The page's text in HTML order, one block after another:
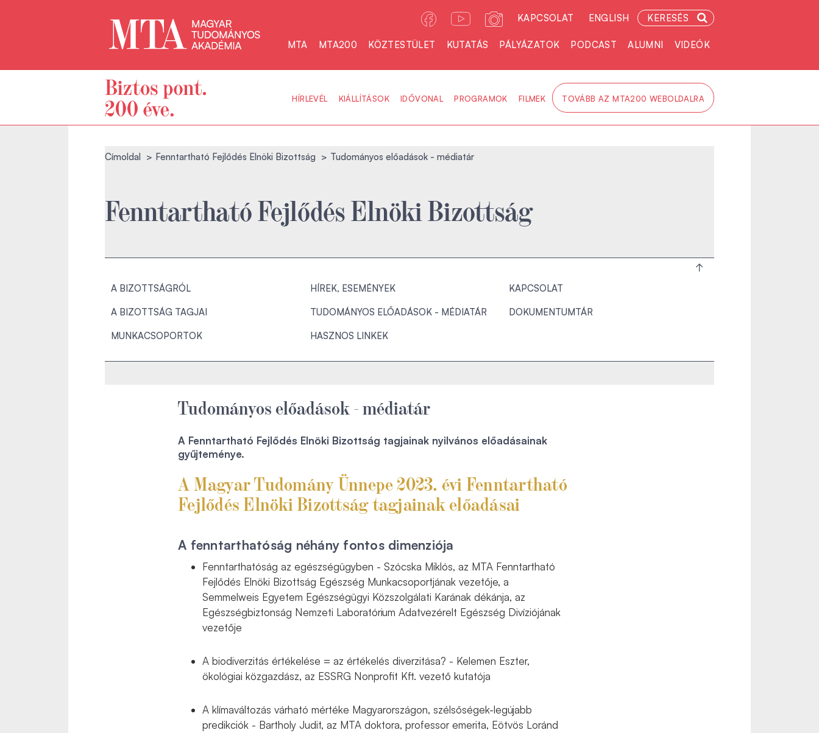
KAPCSOLAT ENGLISH KERESÉS
MTA MTA200 KÖZTESTÜLET KUTATÁS PÁLYÁZATOK PODCAST ALUMNI VIDEÓK
HÍRLEVÉL KIÁLLÍTÁSOK IDŐVONAL PROGRAMOK FILMEK TOVÁBB AZ MTA200 WEBOLDALRA
Címoldal Fenntartható Fejlődés Elnöki Bizottság Tudományos előadások - médiatár
Fenntartható Fejlődés Elnöki Bizottság
A BIZOTTSÁGRÓL
A BIZOTTSÁG TAGJAI
MUNKACSOPORTOK
HÍREK, ESEMÉNYEK
TUDOMÁNYOS ELŐADÁSOK - MÉDIATÁR
HASZNOS LINKEK
KAPCSOLAT
DOKUMENTUMTÁR
Tudományos előadások - médiatár
A Fenntartható Fejlődés Elnöki Bizottság tagjainak nyilvános előadásainak
gyűjteménye.
A Magyar Tudomány Ünnepe 2023. évi Fenntartható
Fejlődés Elnöki Bizottság tagjainak előadásai
A fenntarthatóság néhány fontos dimenziója
Fenntarthatóság az egészségügyben - Szócska Miklós, az MTA Fenntartható
Fejlődés Elnöki Bizottság Egészség Munkacsoportjának vezetője, a
Semmelweis Egyetem Egészségügyi Közszolgálati Karának dékánja, az
Egészségbiztonság Nemzeti Laboratórium Adatvezérelt Egészség Divíziójának
vezetője
A biodiverzitás értékelése = az értékelés diverzitása? - Kelemen Eszter,
ökológiai közgazdász, az ESSRG Nonprofit Kft. vezető kutatója
A klímaváltozás várható mértéke Magyarországon, szélsőségek-legújabb
predikciók - Bartholy Judit, az MTA doktora, professor emerita, Eötvös Loránd